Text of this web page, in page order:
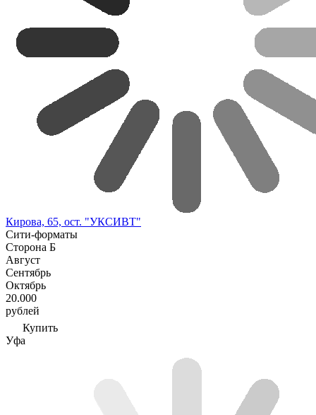
Кирова, 65, ост. "УКСИВТ"
Сити-форматы
Сторона Б
Август
Сентябрь
Октябрь
20.000
рублей
Купить
Уфа